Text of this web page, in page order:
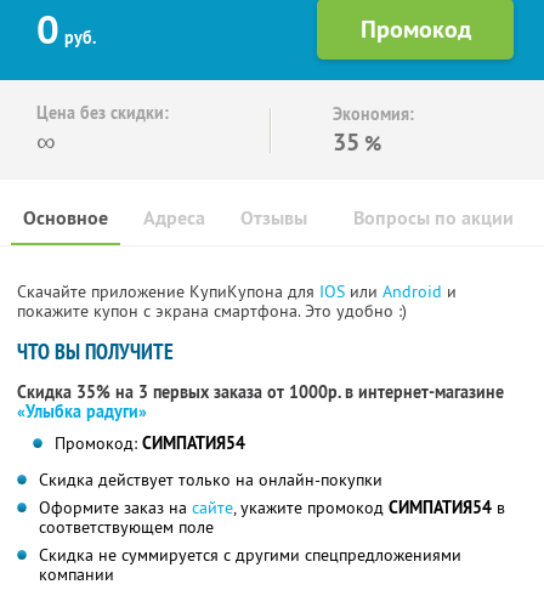
0 руб.
Цена без скидки:
∞
Экономия:
35 %
Основное Отзывы Вопросы по акции
Адреса
Скачайте приложение КупиКупона для IOS или Android и
покажите купон с экрана смартфона. Это удобно :)
ЧТО ВЫ ПОЛУЧИТЕ
Скидка 35% на 3 первых заказа от 1000р. в интернет-магазине
«Улыбка радуги»
Промокод: СИМПАТИЯ54
Скидка действует только на онлайн-покупки
Оформите заказ на сайте, укажите промокод СИМПАТИЯ54 в
соответствующем поле
Скидка не суммируется с другими спецпредложениями
компании